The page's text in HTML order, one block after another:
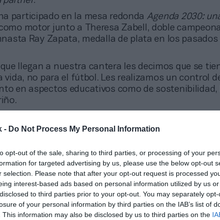
- Do Not Process My Personal Information
opt-out of the sale, sharing to third parties, or processing of your
for targeted advertising by us, please use the below opt-out
selection. Please note that after your opt-out request is processed
interest-based ads based on personal information utilized by us
to third parties prior to your opt-out. You may separately
of your personal information by third parties on the IAB’s list of
This information may also be disclosed by us to third parties on the
participado en la mesa redonda Agenda 2030:
motor junto a Theresa Zabell, doble
Ray Zapata, medalla de plata en los pasados
llegan a nuestra cantera les decimos que se
vida, no para el fútbol. Les realizamos un control
en aspectos educativos como de sostenibilidad,
presenta ‘Deporte España 2030’: retos y tendencias de la industria
parte, apuesta desde su Fundación Ecomar sobre
a la mejora en la práctica deportiva, como motor
un cuarto de siglo sobre estos dos conceptos.
a mis compañeros por qué había plásticos
, ha recordado la dirigente deportiva.